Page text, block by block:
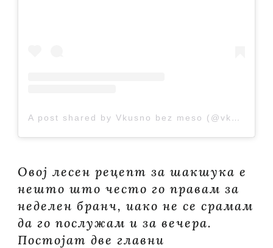
A post shared by Vkusno bez meso (@vkusnobezmeso)
Овој лесен рецепт за шакшука е
нешто што често го правам за
неделен бранч, иако не се срамам
да го послужам и за вечера.
Постојат две главни